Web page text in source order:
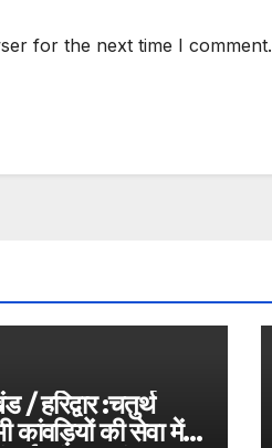
for the next time I comment.
/ हरिद्वार :चतुर्थ
कांवड़ियों की सेवा में